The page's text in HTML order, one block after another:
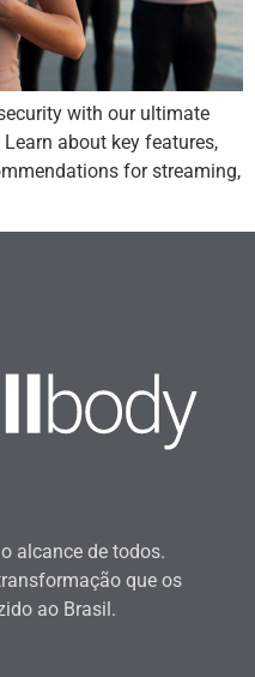
with our ultimate
about key features,
for streaming,
alcance de todos.
que os
ao Brasil.